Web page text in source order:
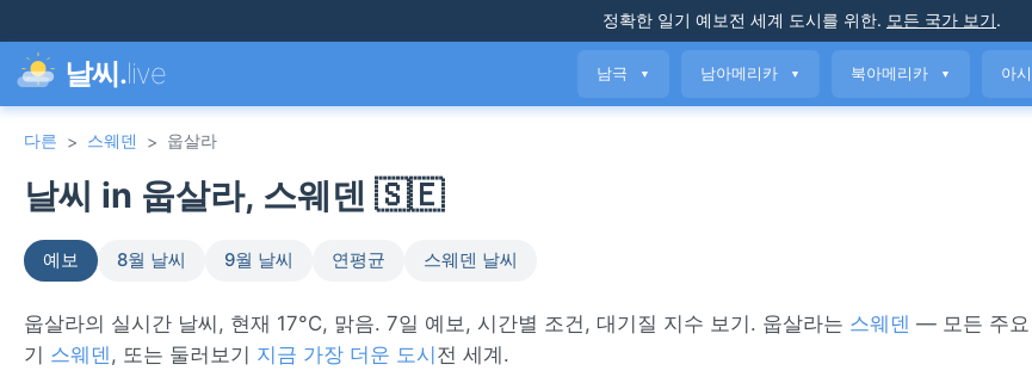
정확한 일기 예보전 세계 도시를 위한. 모든 국가 보기.
날씨.live 남극 ▼ 남아메리카 ▼ 북아메리카 ▼ 아
다른 > 스웨덴 > 웁살라
날씨 in 웁살라, 스웨덴 🇸🇪
예보 8월 날씨 9월 날씨 연평균 스웨덴 날씨
웁살라의 실시간 날씨, 현재 17°C, 맑음. 7일 예보, 시간별 조건, 대기질 지수 보기. 웁살라는 스웨덴 — 모든 주요
기 스웨덴, 또는 둘러보기 지금 가장 더운 도시 전 세계.